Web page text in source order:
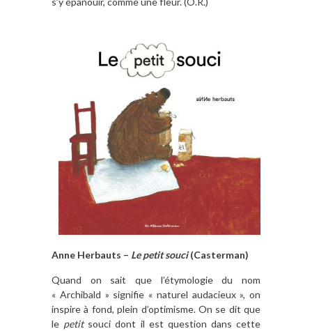
Anne Herbauts – Le petit souci(Casterman)
Quand on sait que l’étymologie du nom
« Archibald » signifie « naturel audacieux », on
inspire à fond, plein d’optimisme. On se dit que
le petitsouci dont il est question dans cette